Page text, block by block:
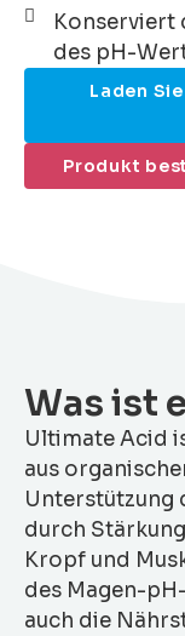
Konserviert
des pH-
Laden
Produkt
Was ist
Ultimate Acid
aus
Unterstützung
durch
Kropf und
des Magen-
auch die